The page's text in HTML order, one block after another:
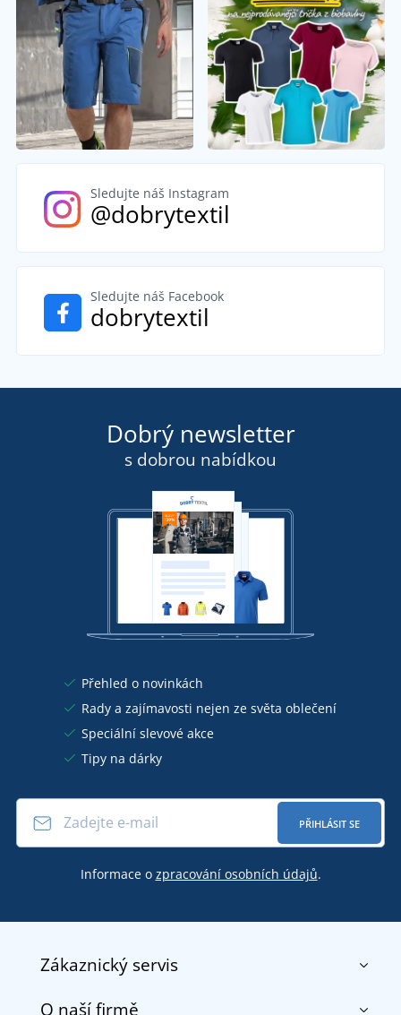
Sledujte náš Instagram
@dobrytextil
Sledujte náš Facebook
dobrytextil
Dobrý newsletter
s dobrou nabídkou
Přehled o novinkách
Rady a zajímavosti nejen ze světa oblečení
Speciální slevové akce
Tipy na dárky
PŘIHLÁSIT SE
Informace o zpracování osobních údajů.
Zákaznický servis
Kontakt
O naší firmě